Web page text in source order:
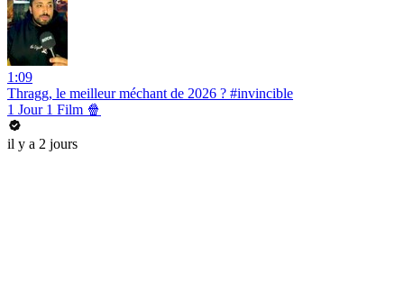
1:09
Thragg, le meilleur méchant de 2026 ? #invincible
1 Jour 1 Film 🍿
il y a 2 jours